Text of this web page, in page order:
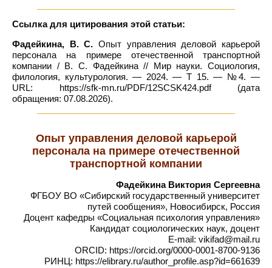
Ссылка для цитирования этой статьи:
Фадейкина, В. С. Опыт управления деловой карьерой
персонала на примере отечественной транспортной
компании / В. С. Фадейкина // Мир науки. Социология,
филология, культурология. — 2024. — Т 15. — №4. —
URL: https://sfk-mn.ru/PDF/12SCSK424.pdf (дата
обращения: 07.08.2026).
Опыт управления деловой карьерой
персонала на примере отечественной
транспортной компании
Фадейкина Виктория Сергеевна
ФГБОУ ВО «Сибирский государственный университет
путей сообщения», Новосибирск, Россия
Доцент кафедры «Социальная психология управления»
Кандидат социологических наук, доцент
E-mail: vikifad@mail.ru
ORCID: https://orcid.org/0000-0001-8700-9136
РИНЦ: https://elibrary.ru/author_profile.asp?id=661639